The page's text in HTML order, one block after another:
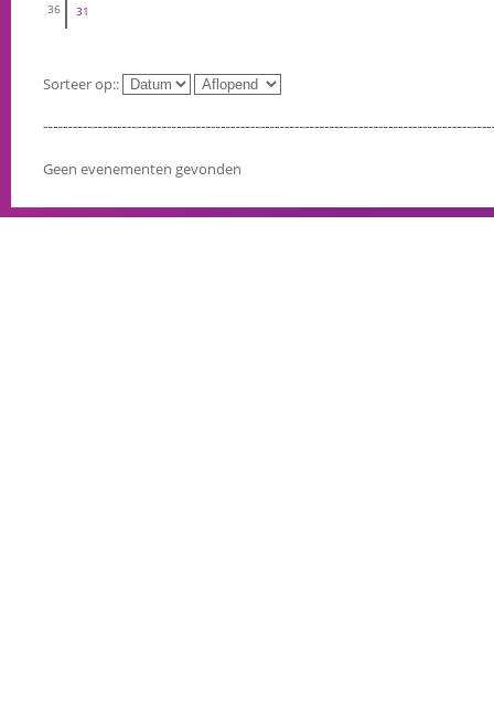
36 31
Sorteer op::
Geen evenementen gevonden